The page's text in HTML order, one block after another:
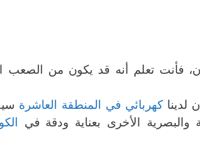
فأنت تعلم أنه قد يكون من
لديناكهربائي في المنطقة العاشرة
والبصرية الأخرى بعناية ودقة في